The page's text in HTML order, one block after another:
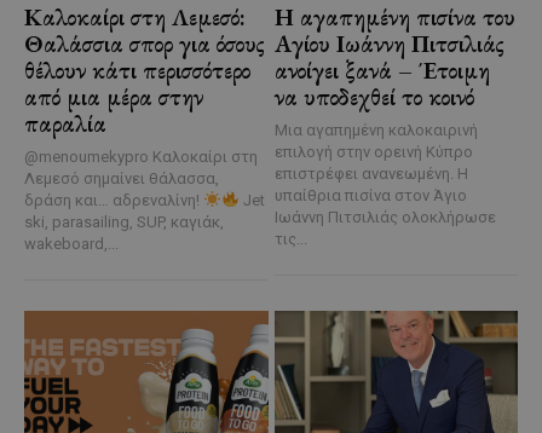
Καλοκαίρι στη Λεμεσό:
Θαλάσσια σπορ για όσους
θέλουν κάτι περισσότερο
από μια μέρα στην
παραλία
@menoumekypro Καλοκαίρι στη
Λεμεσό σημαίνει θάλασσα,
δράση και… αδρεναλίνη!
Jet
ski, parasailing, SUP, καγιάκ,
wakeboard,...
Η αγαπημένη πισίνα του
Αγίου Ιωάννη Πιτσιλιάς
ανοίγει ξανά – Έτοιμη
να υποδεχθεί το κοινό
Μια αγαπημένη καλοκαιρινή
επιλογή στην ορεινή Κύπρο
επιστρέφει ανανεωμένη. Η
υπαίθρια πισίνα στον Άγιο
Ιωάννη Πιτσιλιάς ολοκλήρωσε
τις...